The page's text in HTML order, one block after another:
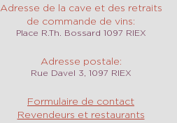
Adresse de la cave et des retraits
de commande de vins:
Place R.Th. Bossard 1097 RIEX
Adresse postale:
Rue Davel 3, 1097 RIEX
Formulaire de contact
Revendeurs et restaurants